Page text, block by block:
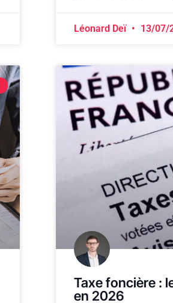
Léonard Deï 13/07/
Taxe foncière :
en 2026